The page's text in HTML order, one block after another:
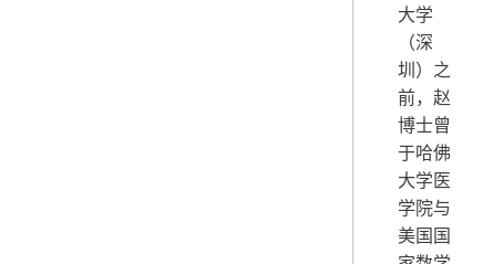
大学
（深
圳）之
前，赵
博士曾
于哈佛
大学医
学院与
美国国